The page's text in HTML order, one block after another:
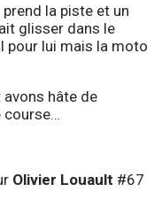
la piste et un
glisser dans le
pour lui mais la moto
hâte de
course…
Olivier Louault #67